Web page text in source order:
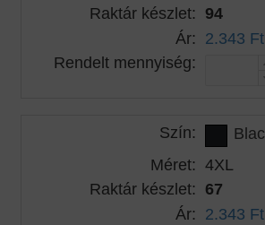
Raktár készlet: 94
Ár: 2.343 Ft
Rendelt mennyiség:
Szín:
Méret: 4XL
Raktár készlet: 67
Ár: 2.343 Ft